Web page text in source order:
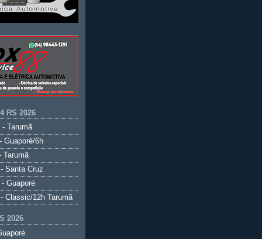
RS 2026
- Tarumã
Guaporé/6h
Tarumã
Santa Cruz
Guaporé
Classic/12h Tarumã
2026